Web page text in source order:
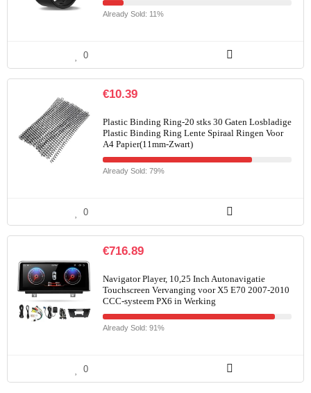
Already Sold: 11%
0
€10.39
Plastic Binding Ring-20 stks 30 Gaten Losbladige
Plastic Binding Ring Lente Spiraal Ringen Voor
A4 Papier(11mm-Zwart)
Already Sold: 79%
0
€716.89
Navigator Player, 10,25 Inch Autonavigatie
Touchscreen Vervanging voor X5 E70 2007-2010
CCC-systeem PX6 in Werking
Already Sold: 91%
0